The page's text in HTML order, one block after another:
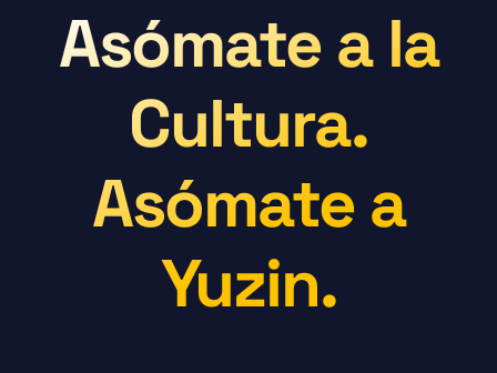
Asómate a la
Cultura.
Asómate a
Yuzin.